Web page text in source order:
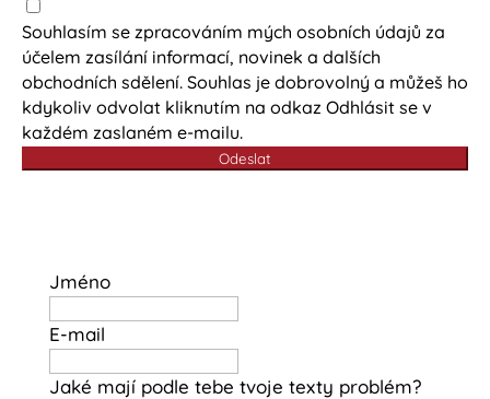
Souhlasím se zpracováním mých osobních údajů za
účelem zasílání informací, novinek a dalších
obchodních sdělení. Souhlas je dobrovolný a můžeš ho
kdykoliv odvolat kliknutím na odkaz Odhlásit se v
každém zaslaném e-mailu.
Odeslat
Jméno
E-mail
Jaké mají podle tebe tvoje texty problém?